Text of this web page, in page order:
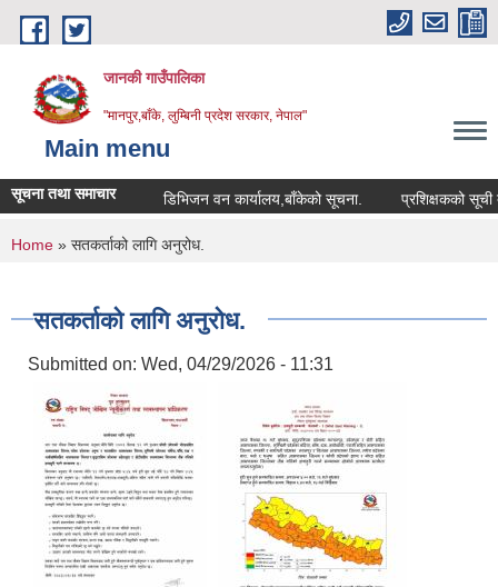
Skip to main content
जानकी गाउँपालिका
"मानपुर,बाँके, लुम्बिनी प्रदेश सरकार, नेपाल"
Main menu
सूचना तथा समाचार डिभिजन वन कार्यालय,बाँकेको सूचना. प्रशिक्षकको सूची
You are here
Home » सतकर्ताको लागि अनुरोध.
सतकर्ताको लागि अनुरोध.
Submitted on: Wed, 04/29/2026 - 11:31